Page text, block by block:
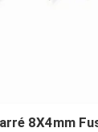
8X4mm